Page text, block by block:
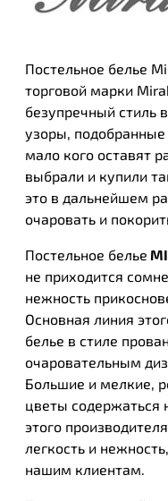
Постельное белье
торговой марки
безупречный стиль
узоры,
мало кого оставят
выбрали и купили
это в дальнейшем
очаровать и
Постельное белье
не приходится
нежность
Основная линия
белье в стиле
очаровательным
Большие и мелкие,
цветы содержаться
этого
легкость и
нашим клиентам.